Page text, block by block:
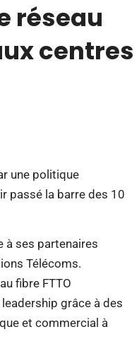
réseau
centres
une politique
passé la barre des 10
à ses partenaires
Télécoms.
fibre FTTO
grâce à des
et commercial à